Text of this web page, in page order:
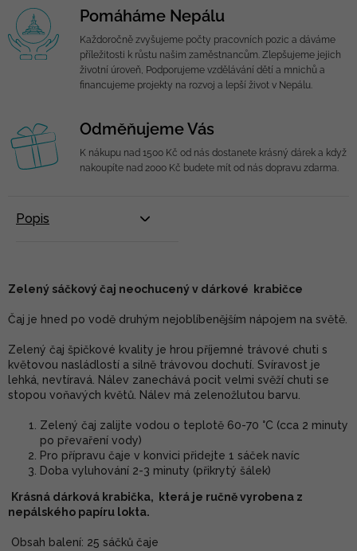
Pomáháme Nepálu
Každoročně zvyšujeme počty pracovních pozic a dáváme
příležitosti k růstu našim zaměstnancům. Zlepšujeme jejich
životní úroveň, Podporujeme vzdělávání dětí a mnichů a
financujeme projekty na rozvoj a lepší život v Nepálu.
Odměňujeme Vás
K nákupu nad 1500 Kč od nás dostanete krásný dárek a když
nakoupíte nad 2000 Kč budete mít od nás dopravu zdarma.
Popis
Zelený sáčkový čaj neochucený v dárkové krabičce
Čaj je hned po vodě druhým nejoblíbenějším nápojem na světě.
Zelený čaj špičkové kvality je hrou příjemné trávové chuti s
květovou nasládlostí a silně trávovou dochutí. Svíravost je
lehká, nevtíravá. Nálev zanechává pocit velmi svěží chuti se
stopou voňavých květů. Nálev má zelenožlutou barvu.
Zelený čaj zalijte vodou o teplotě 60-70 °C (cca 2 minuty
po převaření vody)
Pro přípravu čaje v konvici přidejte 1 sáček navíc
Doba vyluhování 2-3 minuty (přikrytý šálek)
Krásná dárková krabička, která je ručně vyrobena z
nepálského papíru lokta.
Obsah balení: 25 sáčků čaje